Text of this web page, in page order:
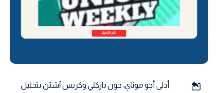
أدلى أجو موناي، جون باركلي وكريس آشتن بتحليل